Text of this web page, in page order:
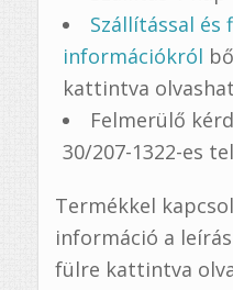
Szállítással és
információkról
kattintva
Felmerülő
30/207-1322-es
Termékkel
információ a
fülre kattintva